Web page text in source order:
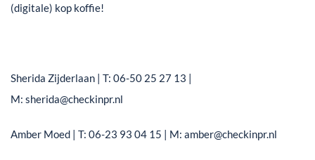
(digitale) kop koffie!
Sherida Zijderlaan | T: 06-50 25 27 13 |
M: sherida@checkinpr.nl
Amber Moed | T: 06-23 93 04 15 | M: amber@checkinpr.nl